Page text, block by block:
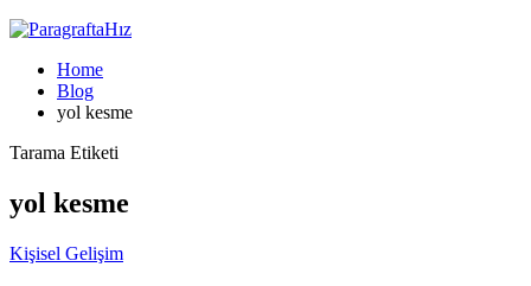
Home
Blog
yol kesme
Tarama Etiketi
yol kesme
Kişisel Gelişim